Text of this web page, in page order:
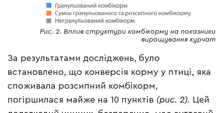
Рис. 2. Вплив структури комбікорму на показники
вирощування курчат
За результатами досліджень, було
встановлено, що конверсія корму у птиці, яка
споживала розсипний комбікорм,
погіршилася майже на 10 пунктів (рис. 2). Цей